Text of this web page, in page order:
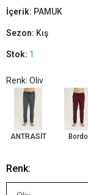
İçerik: PAMUK
Sezon: Kış
Stok: 1
Renk: Oliv
ANTRASİT Bordo
Renk: